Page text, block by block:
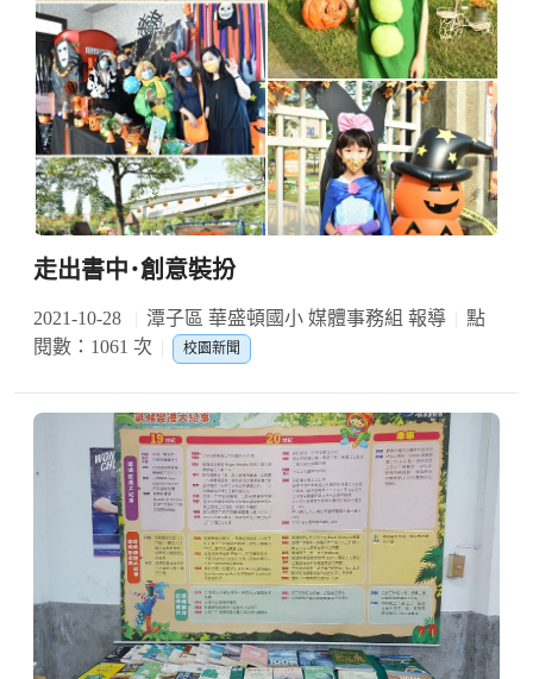
走出書中･創意裝扮
2021-10-28 潭子區 華盛頓國小 媒體事務組 報導
點
閱數：1061 次
校園新聞